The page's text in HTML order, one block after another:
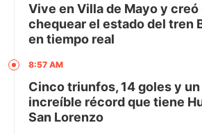
Vive en Villa de Mayo y creó
chequear el estado del tren
en tiempo real
8:57 AM
Cinco triunfos, 14 goles y
increíble récord que tiene
San Lorenzo